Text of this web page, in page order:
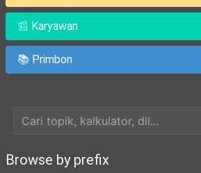
📰 Karyawan
📚 Primbon
Browse by prefix